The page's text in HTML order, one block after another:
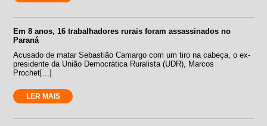
Em 8 anos, 16 trabalhadores rurais foram assassinados no
Paraná
Acusado de matar Sebastião Camargo com um tiro na cabeça, o ex-
presidente da União Democrática Ruralista (UDR), Marcos
Prochet[...]
LER MAIS